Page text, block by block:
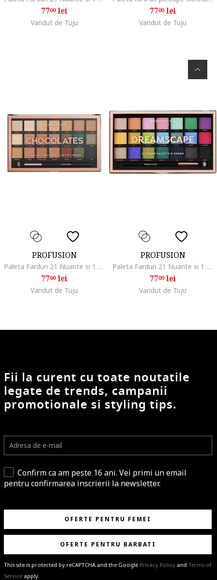
7700lei
Vandut de Tuju
7700lei
Vandut de Tuju
PROFUSION
Paleta Farduri 21 Nuante si 1 Pensula, Cosmetics, Chocolates
7700lei
Vandut de Tuju
PROFUSION
Paleta Farduri 21 Nuante si 1 Pensula, Cosmetics, Dreamscape
7700lei
Vandut de Tuju
Fii la curent cu toate noutatile
legate de trends, campanii
promotionale si styling tips.
Confirm ca am peste 16 ani. Vei primi un email
pentru confirmarea inscrierii la newsletter.
OFERTE PENTRU FEMEI
OFERTE PENTRU BARBATI
This site is protected by reCAPTCHA and the Google Privacy Policy and Terms of
Service apply.